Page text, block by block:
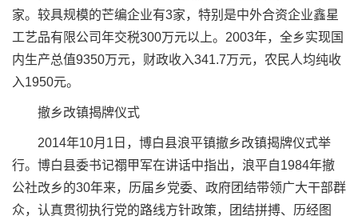
家。较具规模的芒编企业有3家，特别是中外合资企业鑫星
工艺品有限公司年交税300万元以上。2003年，全乡实现国
内生产总值9350万元，财政收入341.7万元，农民人均纯收
入1950元。
撤乡改镇揭牌仪式
2014年10月1日，博白县浪平镇撤乡改镇揭牌仪式举
行。博白县委书记禤甲军在讲话中指出，浪平自1984年撤
公社改乡的30年来，历届乡党委、政府团结带领广大干部群
众，认真贯彻执行党的路线方针政策，团结拼搏、历经图